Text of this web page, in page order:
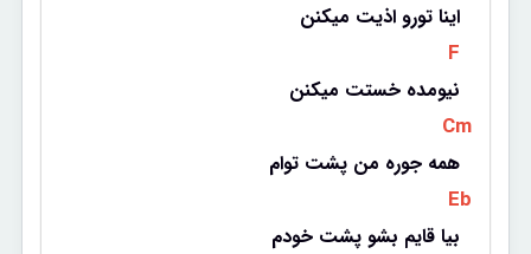
اینا تورو اذیت میکنن
F
نیومده خستت میکنن
Cm
همه جوره من پشت توام
Eb
بیا قایم بشو پشت خودم